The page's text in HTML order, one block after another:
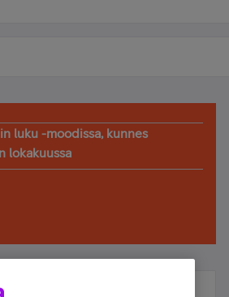
luku -moodissa, kunnes
lokakuussa